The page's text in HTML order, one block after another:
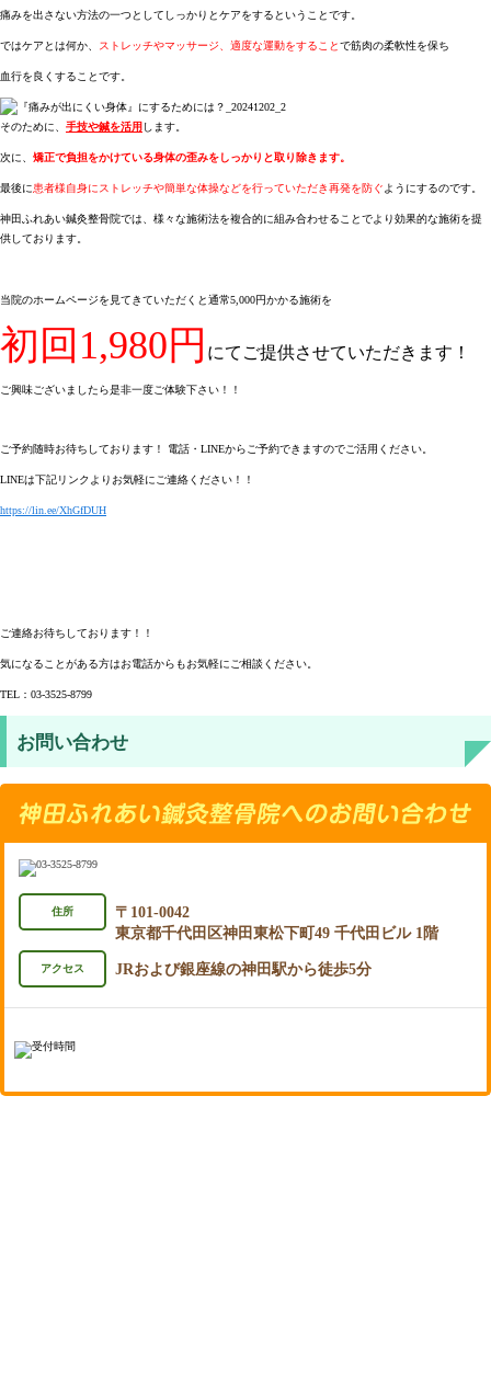
痛みを出さない方法の一つとしてしっかりとケアをするということです。
ではケアとは何か、 ストレッチやマッサージ、適度な運動をすることで筋肉の柔軟性を保ち
血行を良くすることです。
そのために、 手技や鍼を活用 します。
次に、 矯正で負担をかけている身体の歪みをしっかりと取り除きます。
最後に患者様自身にストレッチや簡単な体操などを行っていただき再発を防ぐようにするのです。
神田ふれあい鍼灸整骨院では、様々な施術法を複合的に組み合わせることでより効果的な施術を提
供しております。
初回1,980円 にてご提供させていただきます！
ご興味ございましたら是非一度ご体験下さい！！
ご予約随時お待ちしております！ 電話・LINEからご予約できますのでご活用ください。
LINEは下記リンクよりお気軽にご連絡ください！！
https://lin.ee/XhGfDUH
ご連絡お待ちしております！！
気になることがある方はお電話からもお気軽にご相談ください。
TEL：03-3525-8799
お問い合わせ
住所
〒101-0042
東京都千代田区神田東松下町49 千代田ビル 1階
アクセス JRおよび銀座線の神田駅から徒歩5分